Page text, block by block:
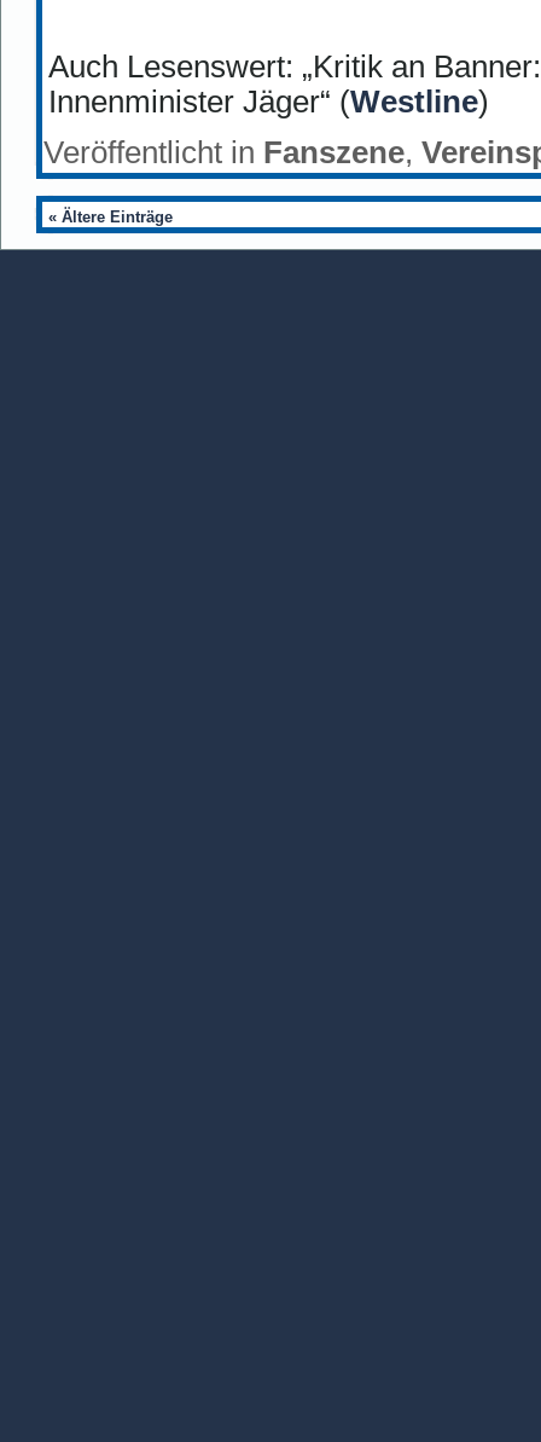
Auch Lesenswert: „Kritik an
Innenminister Jäger“ (Westline)
Veröffentlicht in Fanszene,
« Ältere Einträge